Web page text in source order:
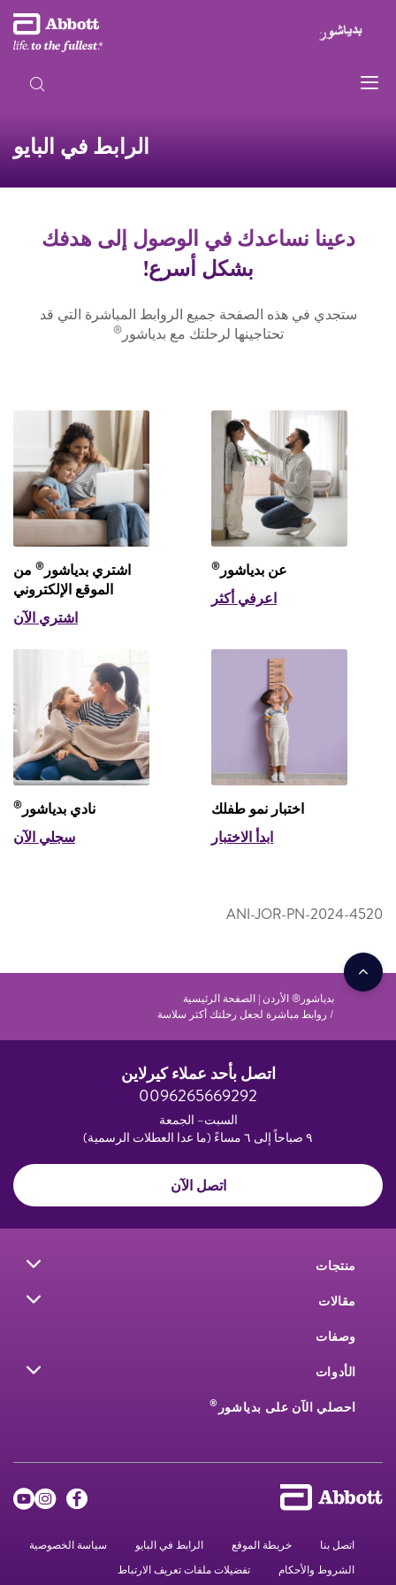
الرابط في البايو
دعينا نساعدك في الوصول إلى هدفك
بشكل أسرع!
ستجدي في هذه الصفحة جميع الروابط المباشرة التي قد
تحتاجينها لرحلتك مع بدياشور®
عن بدياشور ®
اعرفي أكثر
اشتري بدياشور ® من
الموقع الإلكتروني
اشتري الآن
اختبار نمو طفلك
ابدأ الاختبار
نادي بدياشور ®
سجلي الآن
ANI-JOR-PN-2024-4520
بدياشور® الأردن | الصفحة الرئيسية
روابط مباشرة لجعل رحلتك أكثر سلاسة
اتصل بأحد عملاء كيرلاين
0096265669292
السبت– الجمعة
٩ صباحاً إلى ٦ مساءً (ما عدا العطلات الرسمية)
اتصل الآن
منتجات
مقالات
وصفات
الأدوات
احصلي الآن على بدياشور ®
اتصل بنا خريطة الموقع الرابط في البايو
سياسة الخصوصية
الشروط والأحكام
تفضيلات ملفات تعريف الارتباط